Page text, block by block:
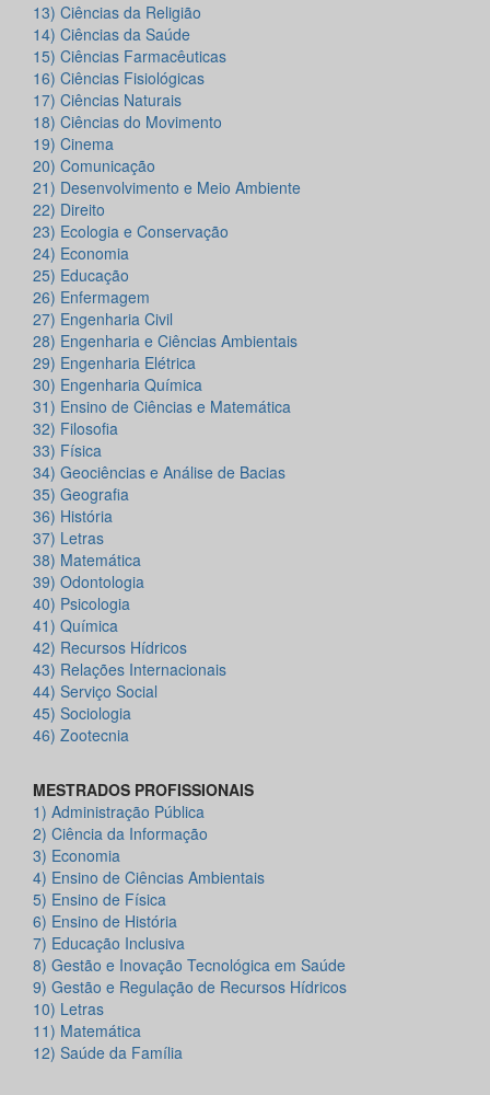
13) Ciências da Religião
14) Ciências da Saúde
15) Ciências Farmacêuticas
16) Ciências Fisiológicas
17) Ciências Naturais
18) Ciências do Movimento
19) Cinema
20) Comunicação
21) Desenvolvimento e Meio Ambiente
22) Direito
23) Ecologia e Conservação
24) Economia
25) Educação
26) Enfermagem
27) Engenharia Civil
28) Engenharia e Ciências Ambientais
29) Engenharia Elétrica
30) Engenharia Química
31) Ensino de Ciências e Matemática
32) Filosofia
33) Física
34) Geociências e Análise de Bacias
35) Geografia
36) História
37) Letras
38) Matemática
39) Odontologia
40) Psicologia
41) Química
42) Recursos Hídricos
43) Relações Internacionais
44) Serviço Social
45) Sociologia
46) Zootecnia
MESTRADOS PROFISSIONAIS
1) Administração Pública
2) Ciência da Informação
3) Economia
4) Ensino de Ciências Ambientais
5) Ensino de Física
6) Ensino de História
7) Educação Inclusiva
8) Gestão e Inovação Tecnológica em Saúde
9) Gestão e Regulação de Recursos Hídricos
10) Letras
11) Matemática
12) Saúde da Família